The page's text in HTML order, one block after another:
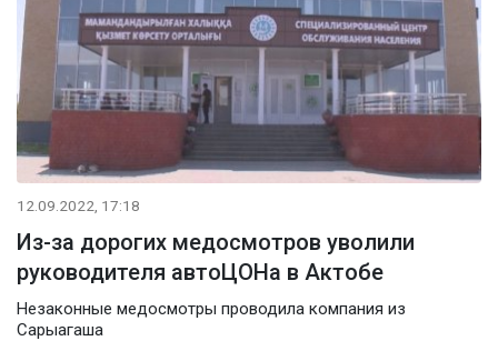
12.09.2022, 17:18
Из-за дорогих медосмотров уволили
руководителя автоЦОНа в Актобе
Незаконные медосмотры проводила компания из
Сарыагаша